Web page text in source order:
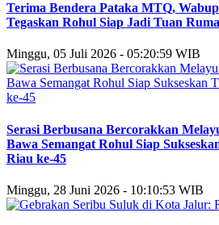
Terima Bendera Pataka MTQ,
Tegaskan Rohul Siap Jadi Tuan
Minggu, 05 Juli 2026 - 05:20:59 WIB
Serasi Berbusana Bercorakkan
Bawa Semangat Rohul Siap
Riau ke-45
Minggu, 28 Juni 2026 - 10:10:53 WIB